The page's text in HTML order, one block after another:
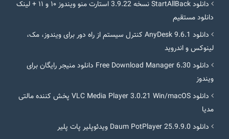
دانلود StartAllBack نسخه 3.9.22 استارت منو ویندوز ۱۰ و ۱۱ + لینک
دانلود مستقیم
دانلود AnyDesk 9.6.1 کنترل سیستم از راه دور برای ویندوز، مک،
لینوکس و اندروید
دانلود Free Download Manager 6.30 دانلود منیجر رایگان برای
ویندوز
دانلود VLC Media Player 3.0.21 Win/macOS پخش کننده مالتی
مدیا
دانلود Daum PotPlayer 25.9.9.0 ویدئوپلیر پات پلیر